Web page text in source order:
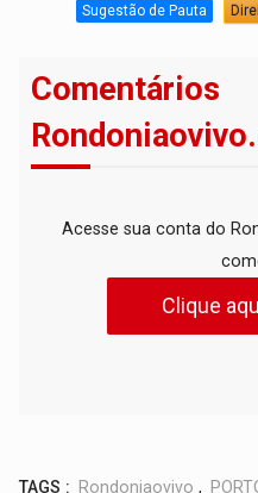
Sugestão de Pauta
Comentários
Acesse sua conta do
Clique
TAGS : Rondoniaovivo ,